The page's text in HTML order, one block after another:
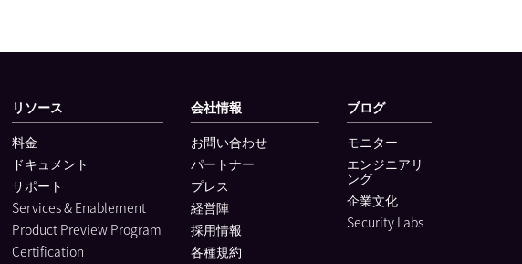
リソース
料金
ドキュメント
サポート
Services & Enablement
Product Preview Program
Certification
会社情報
お問い合わせ
パートナー
プレス
経営陣
採用情報
各種規約
ブログ
モニター
エンジニアリ
ング
企業文化
Security Labs